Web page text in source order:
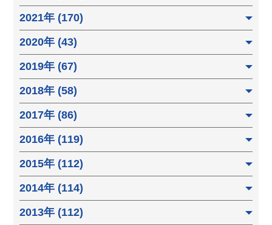
2021年 (170)
2020年 (43)
2019年 (67)
2018年 (58)
2017年 (86)
2016年 (119)
2015年 (112)
2014年 (114)
2013年 (112)